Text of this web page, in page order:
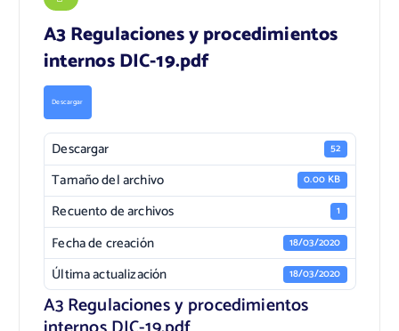
A3 Regulaciones y procedimientos
internos DIC-19.pdf
Descargar
Descargar 52
Tamaño del archivo 0.00 KB
Recuento de archivos 1
Fecha de creación 18/03/2020
Última actualización 18/03/2020
A3 Regulaciones y procedimientos